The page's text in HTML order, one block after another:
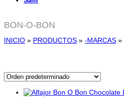
BON-O-BON
INICIO » PRODUCTOS » -MARCAS »